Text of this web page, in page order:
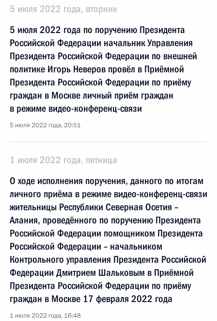
5 июля 2022 года, вторник
5 июля 2022 года по поручению Президента
Российской Федерации начальник Управления
Президента Российской Федерации по внешней
политике Игорь Неверов провёл в Приёмной
Президента Российской Федерации по приёму
граждан в Москве личный приём граждан
в режиме видео-конференц-связи
5 июля 2022 года, 20:51
1 июля 2022 года, пятница
О ходе исполнения поручения, данного по итогам
личного приёма в режиме видео-конференц-связи
жительницы Республики Северная Осетия –
Алания, проведённого по поручению Президента
Российской Федерации помощником Президента
Российской Федерации – начальником
Контрольного управления Президента Российской
Федерации Дмитрием Шальковым в Приёмной
Президента Российской Федерации по приёму
граждан в Москве 17 февраля 2022 года
1 июля 2022 года, 16:48